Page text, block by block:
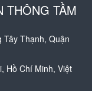
THÔNG TẦM
Tây Thạnh, Quận
Hồ Chí Minh, Việt